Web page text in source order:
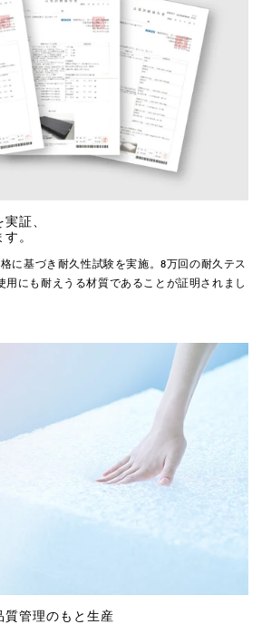
証、
。
に基づき耐久性試験を実施。8万回の耐久テス
用にも耐えうる材質であることが証明されまし
質管理のもと生産